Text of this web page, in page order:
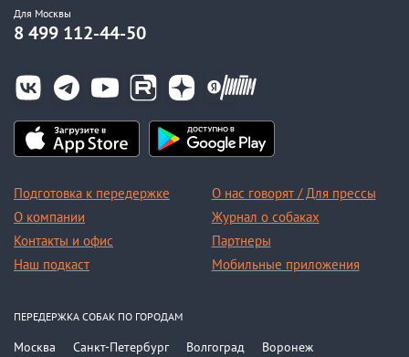
Для Москвы
8 499 112-44-50
Подготовка к передержке
О компании
Контакты и офис
Наш подкаст
О нас говорят / Для прессы
Журнал о собаках
Партнеры
Мобильные приложения
ПЕРЕДЕРЖКА СОБАК ПО ГОРОДАМ
Москва Санкт-Петербург Волгоград Воронеж